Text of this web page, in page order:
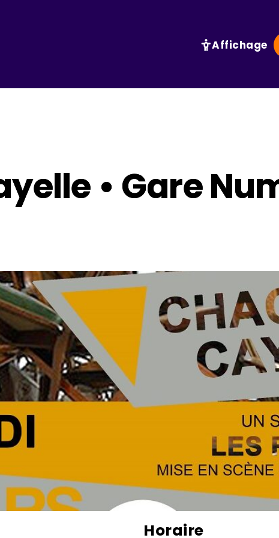
Affichage
• Gare
Horaire